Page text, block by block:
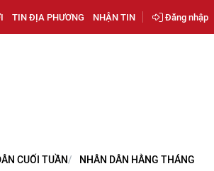
TIN ĐỊA PHƯƠNG NHẬN TIN Đăng nhập
CUỐI TUẦN NHÂN DÂN HẰNG THÁNG